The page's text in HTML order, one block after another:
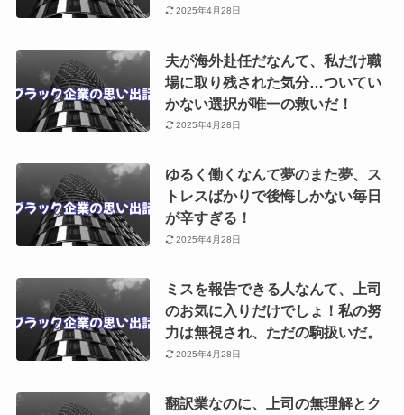
2025年4月28日
夫が海外赴任だなんて、私だけ職
場に取り残された気分…ついてい
かない選択が唯一の救いだ！
2025年4月28日
ゆるく働くなんて夢のまた夢、ス
トレスばかりで後悔しかない毎日
が辛すぎる！
2025年4月28日
ミスを報告できる人なんて、上司
のお気に入りだけでしょ！私の努
力は無視され、ただの駒扱いだ。
2025年4月28日
翻訳業なのに、上司の無理解とク